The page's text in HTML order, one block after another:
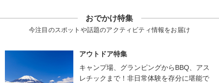
おでかけ特集
今注目のスポットや話題のアクティビティ情報をお届け
アウトドア特集
キャンプ場、グランピングからBBQ、アス
レチックまで！非日常体験を存分に堪能で